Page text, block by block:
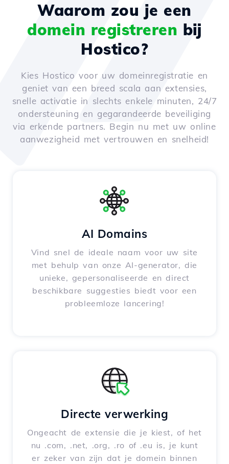
Waarom zou je een
domein registreren bij
Hostico?
Kies Hostico voor uw domeinregistratie en
geniet van een breed scala aan extensies,
snelle activatie in slechts enkele minuten, 24/7
ondersteuning en gegarandeerde beveiliging
via erkende partners. Begin nu met uw online
aanwezigheid met vertrouwen en snelheid!
AI Domains
Vind snel de ideale naam voor uw site
met behulp van onze AI-generator, die
unieke, gepersonaliseerde en direct
beschikbare suggesties biedt voor een
probleemloze lancering!
Directe verwerking
Ongeacht de extensie die je kiest, of het
nu .com, .net, .org, .ro of .eu is, je kunt
er zeker van zijn dat je domein binnen